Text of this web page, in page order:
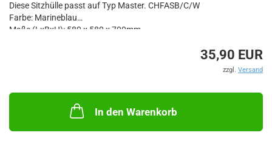
Diese Sitzhülle passt auf Typ Master. CHFASB/C/W
Farbe: Marineblau
Maße (LxBxH): 580 x 580 x 700mm
35,90 EUR
zzgl. Versand
In den Warenkorb